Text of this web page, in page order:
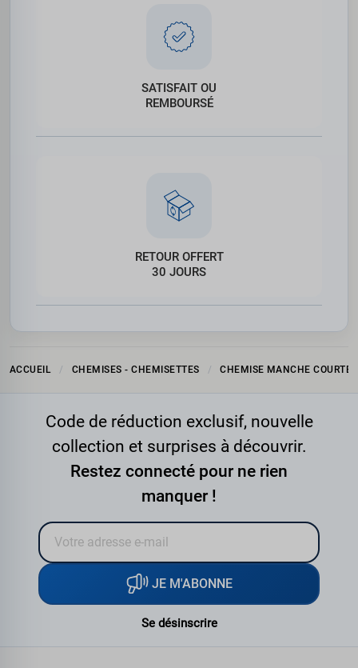
SATISFAIT OU
REMBOURSÉ
RETOUR OFFERT
30 JOURS
ACCUEIL CHEMISES - CHEMISETTES CHEMISE MANCHE COURTE
Code de réduction exclusif, nouvelle
collection et surprises à découvrir.
Restez connecté pour ne rien
manquer !
JE M'ABONNE
Se désinscrire